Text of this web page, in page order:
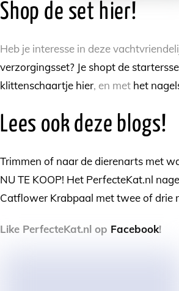
Shop de set hier!
Heb je interesse in deze
verzorgingsset? Je shopt de
klittenschaartje hier, en met het
Lees ook deze blogs!
Trimmen of naar de dierenarts met
NU TE KOOP! Het PerfecteKat.nl
Catflower Krabpaal met twee of drie
Like PerfecteKat.nl op Facebook!